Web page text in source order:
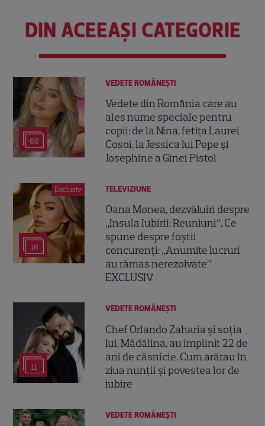
DIN ACEEAȘI CATEGORIE
68
VEDETE ROMÂNEŞTI
Vedete din România care au
ales nume speciale pentru
copii: de la Nina, fetița Laurei
Cosoi, la Jessica lui Pepe și
Josephine a Ginei Pistol
Exclusiv
16
TELEVIZIUNE
Oana Monea, dezvăluiri despre
„Insula Iubirii: Reuniuni”. Ce
spune despre foștii
concurenți: „Anumite lucruri
au rămas nerezolvate”
EXCLUSIV
11
VEDETE ROMÂNEŞTI
Chef Orlando Zaharia și soția
lui, Mădălina, au împlinit 22 de
ani de căsnicie. Cum arătau în
ziua nunții și povestea lor de
iubire
VEDETE ROMÂNEŞTI